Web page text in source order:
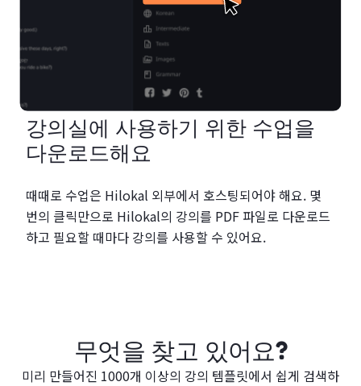
강의실에 사용하기 위한 수업을
다운로드해요
때때로 수업은 Hilokal 외부에서 호스팅되어야 해요. 몇
번의 클릭만으로 Hilokal의 강의를 PDF 파일로 다운로드
하고 필요할 때마다 강의를 사용할 수 있어요.
무엇을 찾고 있어요?
미리 만들어진 1000개 이상의 강의 템플릿에서 쉽게 검색하